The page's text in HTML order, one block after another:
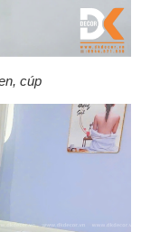
cúp